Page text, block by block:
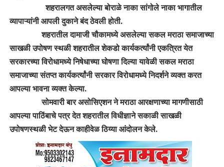
शहरालगत असलेल्या बोराळे नाका सांगोले नाका भागातील
व्यापाऱ्यांनी आपली दुकाने बंद ठेवली होती.
शहरातील दामाजी चौकामध्ये असलेल्या सकल मराठा समाजाच्या
साखळी उपोषण स्थळी शहरातील शेकडो कार्यकर्त्यांनी एकत्रित येत
सरकारच्या विरोधामध्ये निषेधाच्या घोषणा दिल्या यावेळी सकल मराठा
समाजाच्या संतप्त कार्यकर्त्यांनी सरकार विरोधामध्ये निदर्शने व्यक्त करत
आपल्या भावना व्यक्त केल्या.
सोमवारी बार असोसिएशन ने मराठा आरक्षणाच्या मागणीसाठी
आपल्या पाठिंबाचे पत्र देत शहरातील विधीज्ञाने सकाळी साखळी
उपोषणस्थळी भेट देऊन काहीवेळ ठिय्या आंदोलन केले.